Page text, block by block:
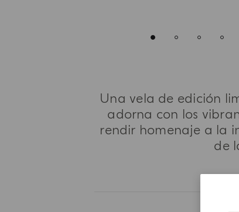
Una vela de edición
adorna con los
rendir homenaje a la
de